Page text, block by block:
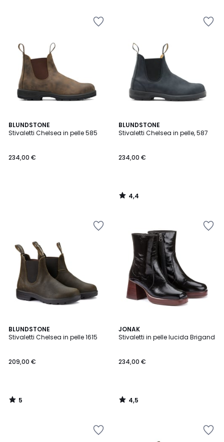
BLUNDSTONE
Stivaletti Chelsea in pelle 585
234,00 €
BLUNDSTONE
Stivaletti Chelsea in pelle, 587
234,00 €
4,4
/ 5
4,4
/
BLUNDSTONE
Stivaletti Chelsea in pelle 1615
209,00 €
5
/
5
/
JONAK
Stivaletti in pelle lucida Brigand
234,00 €
4,5
/ 5
4,5
/